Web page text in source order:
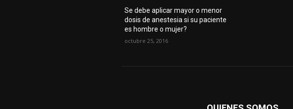
Se debe aplicar mayor o menor
dosis de anestesia si su paciente
es hombre o mujer?
octubre 25, 2016